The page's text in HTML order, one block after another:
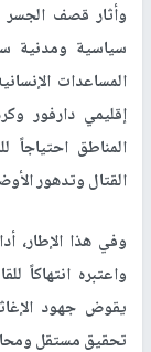
وأثار قصف
سياسية ومدنية
المساعدات
إقليمي دارفور
المناطق احتياجاً
القتال وتدهور
وفي هذا الإطار،
واعتبره انتهاكاً
يقوض جهود
تحقيق مستقل